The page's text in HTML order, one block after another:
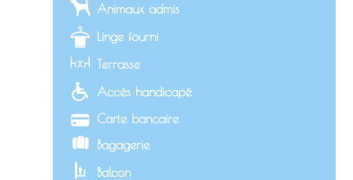
Animaux admis
Linge fourni
Terrasse
Accès handicapé
Carte bancaire
Bagagerie
Balcon